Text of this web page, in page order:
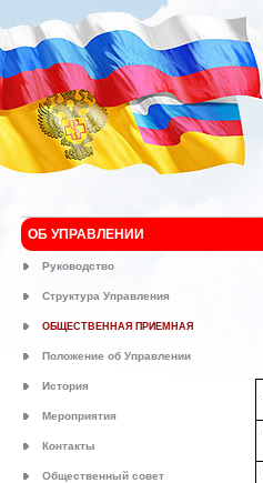
ОБ УПРАВЛЕНИИ
Руководство
Структура Управления
ОБЩЕСТВЕННАЯ ПРИЕМНАЯ
Положение об Управлении
История
Мероприятия
Контакты
Общественный совет